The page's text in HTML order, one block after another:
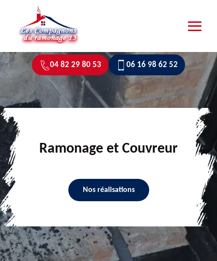
04 82 29 80 53 06 16 98 62 52
Ramonage et Couvreur
Nos réalisations